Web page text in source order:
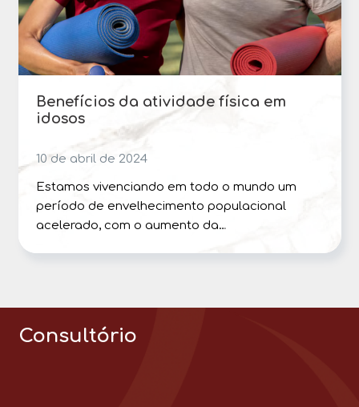
Benefícios da atividade física em
idosos
10 de abril de 2024
Estamos vivenciando em todo o mundo um
período de envelhecimento populacional
acelerado, com o aumento da…
Consultório